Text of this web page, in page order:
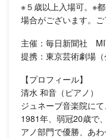
※５歳以上入場可。※
場合がございます。ご
主催：毎日新聞社
提携：東京芸術劇場（
【プロフィール】
清水 和音（ピアノ）
ジュネーブ音楽院に
1981年、弱冠20歳で
アノ部門で優勝、あ